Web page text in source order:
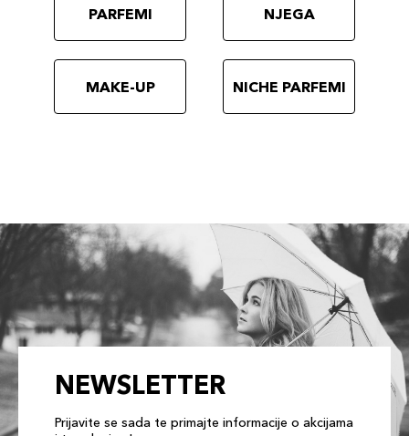
PARFEMI NJEGA
MAKE-UP NICHE PARFEMI
NEWSLETTER
Prijavite se sada te primajte informacije o akcijama